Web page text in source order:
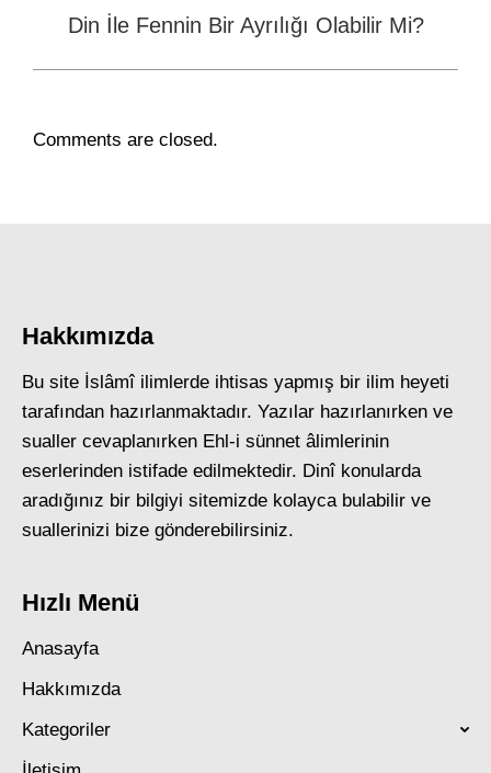
Next
Din İle Fennin Bir Ayrılığı Olabilir Mi?
Comments are closed.
Hakkımızda
Bu site İslâmî ilimlerde ihtisas yapmış bir ilim heyeti
tarafından hazırlanmaktadır. Yazılar hazırlanırken ve
sualler cevaplanırken Ehl-i sünnet âlimlerinin
eserlerinden istifade edilmektedir. Dinî konularda
aradığınız bir bilgiyi sitemizde kolayca bulabilir ve
suallerinizi bize gönderebilirsiniz.
Hızlı Menü
Anasayfa
Hakkımızda
Kategoriler